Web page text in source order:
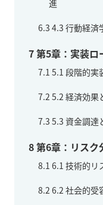
進
6.3 4.3 行動経済
7第5章：実装ロ
7.1 5.1 段階的実
7.2 5.2 経済効果
7.3 5.3 資金調達
8第6章：リスク
8.1 6.1 技術的リ
8.2 6.2 社会的受